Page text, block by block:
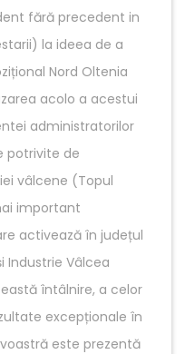
fără precedent in
la ideea de a
Nord Oltenia
acolo a acestui
administratorilor
potrivite de
vâlcene (Topul
important
activează în județul
Industrie Vâlcea
întâlnire, a celor
excepționale în
este prezentă